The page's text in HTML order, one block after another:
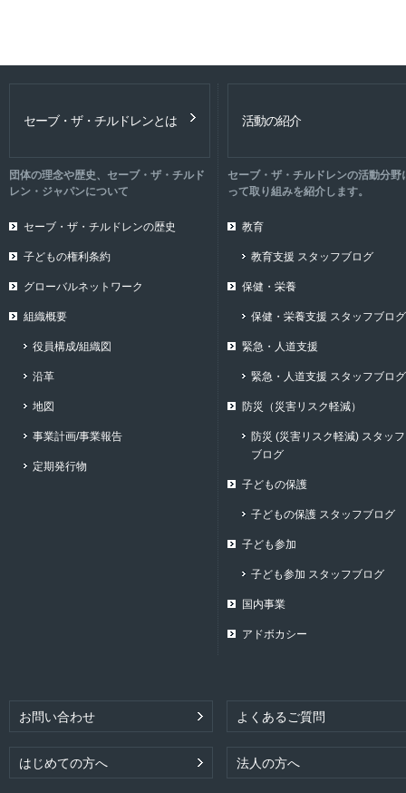
セーブ・ザ・チルドレンとは
団体の理念や歴史、セーブ・ザ・チルド
レン・ジャパンについて
セーブ・ザ・チルドレンの歴史
子どもの権利条約
グローバルネットワーク
組織概要
役員構成/組織図
沿革
地図
事業計画/事業報告
定期発行物
活動の紹介
セーブ・ザ・チルドレンの活動分野
って取り組みを紹介します。
教育
教育支援 スタッフブログ
保健・栄養
保健・栄養支援 スタッフブログ
緊急・人道支援
緊急・人道支援 スタッフブログ
防災（災害リスク軽減）
防災 (災害リスク軽減) スタッフ
ブログ
子どもの保護
子どもの保護 スタッフブログ
子ども参加
子ども参加 スタッフブログ
国内事業
アドボカシー
お問い合わせ よくあるご質問
はじめての方へ 法人の方へ